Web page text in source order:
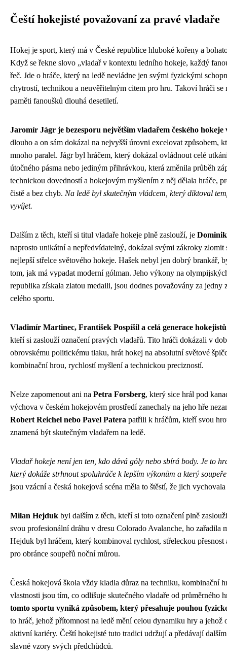
Čeští hokejisté považovaní za pravé vladaře
Hokej je sport, který má v České republice hluboké kořeny a
Když se řekne slovo „vladař v kontextu ledního hokeje, každý
řeč. Jde o hráče, který na ledě nevládne jen svými fyzickými
chytrostí, technikou a neuvěřitelným citem pro hru. Takoví hráči
paměti fanoušků dlouhá desetiletí.
Jaromír Jágr je bezesporu největším vladařem českého hokeje
dlouho a on sám dokázal na nejvyšší úrovni excelovat způsobem,
mnoho paralel. Jágr byl hráčem, který dokázal ovládnout celé
útočného pásma nebo jediným přihrávkou, která změnila průběh
technickou dovedností a hokejovým myšlením z něj dělala hráče,
čistě a bez chyb. Na ledě byl skutečným vládcem, který diktoval
vyvíjet.
Dalším z těch, kteří si titul vladaře hokeje plně zaslouží, je
naprosto unikátní a nepředvídatelný, dokázal svými zákroky zlomit
nejlepší střelce světového hokeje. Hašek nebyl jen dobrý brankář,
tom, jak má vypadat moderní gólman. Jeho výkony na
republika získala zlatou medaili, jsou dodnes považovány za
celého sportu.
Vladimír Martinec, František Pospíšil a celá generace hokejistů
kteří si zaslouží označení pravých vladařů. Tito hráči dokázali v
obrovskému politickému tlaku, hrát hokej na absolutní světové
kombinační hrou, rychlostí myšlení a technickou precizností.
Nelze zapomenout ani na Petra Forsberg, který sice hrál pod
výchova v českém hokejovém prostředí zanechaly na jeho hře
Robert Reichel nebo Pavel Patera patřili k hráčům, kteří svou
znamená být skutečným vladařem na ledě.
Vladař hokeje není jen ten, kdo dává góly nebo sbírá body. Je to
který dokáže strhnout spoluhráče k lepším výkonům a který
jsou vzácní a česká hokejová scéna měla to štěstí, že jich
Milan Hejduk byl dalším z těch, kteří si toto označení plně
svou profesionální dráhu v dresu Colorado Avalanche, ho zařadila
Hejduk byl hráčem, který kombinoval rychlost, střeleckou
pro obránce soupeřů noční můrou.
Česká hokejová škola vždy kladla důraz na techniku, kombinační
vlastnosti jsou tím, co odlišuje skutečného vladaře od průměrného
tomto sportu vyniká způsobem, který přesahuje pouhou
to hráč, jehož přítomnost na ledě mění celou dynamiku hry a
aktivní kariéry. Čeští hokejisté tuto tradici udržují a předávají
slavné vzory svých předchůdců.